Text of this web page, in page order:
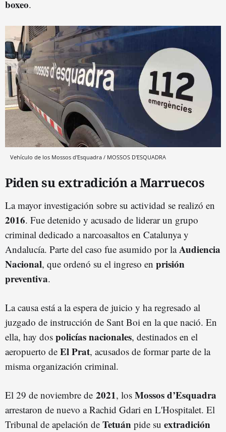
boxeo.
Vehículo de los Mossos d'Esquadra / MOSSOS D'ESQUADRA
Piden su extradición a Marruecos
La mayor investigación sobre su actividad se realizó en
2016. Fue detenido y acusado de liderar un grupo
criminal dedicado a narcoasaltos en Catalunya y
Andalucía. Parte del caso fue asumido por laAudiencia
Nacional, que ordenó su el ingreso en prisión
preventiva.
La causa está a la espera de juicio y ha regresado al
juzgado de instrucción de Sant Boi en la que nació. En
ella, hay dos policías nacionales, destinados en el
aeropuerto de El Prat, acusados de formar parte de la
misma organización criminal.
El 29 de noviembre de 2021, los Mossos d’Esquadra
arrestaron de nuevo a Rachid Gdari en L'Hospitalet. El
Tribunal de apelación de Tetuán pide su extradición